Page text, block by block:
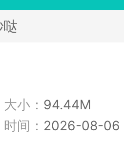
大小： 94.44M
时间： 2026-08-06